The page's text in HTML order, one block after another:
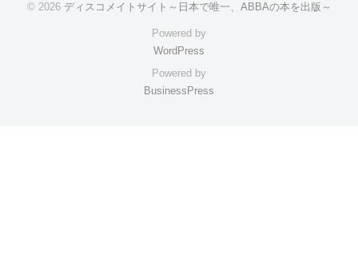
© 2026 ディスコメイトサイト～日本で唯一、ABBAの本を出版～
Powered by
WordPress
Powered by
BusinessPress